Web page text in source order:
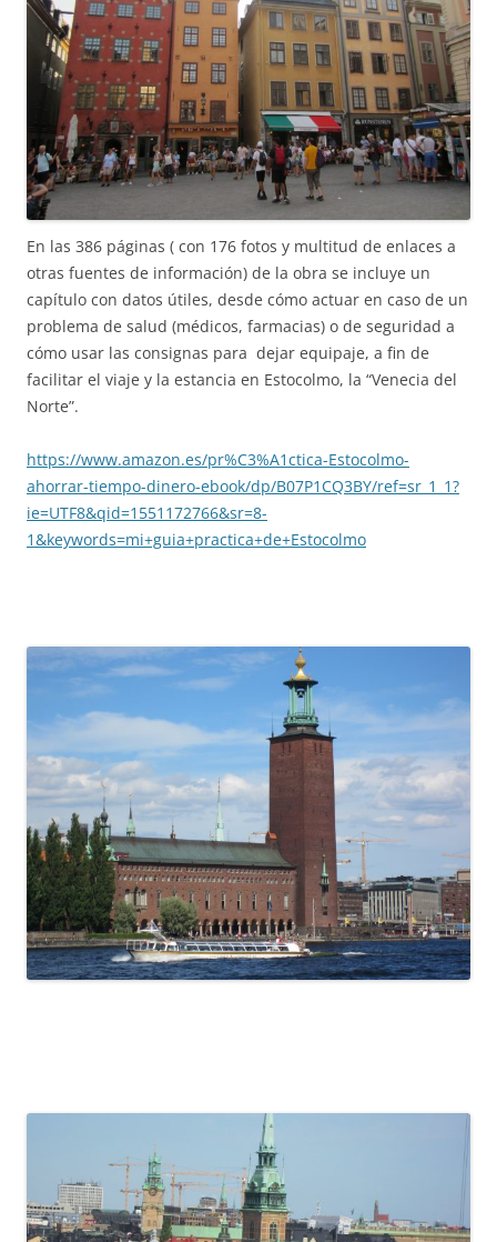
En las 386 páginas ( con 176 fotos y multitud de enlaces a
otras fuentes de información) de la obra se incluye un
capítulo con datos útiles, desde cómo actuar en caso de un
problema de salud (médicos, farmacias) o de seguridad a
cómo usar las consignas para dejar equipaje, a fin de
facilitar el viaje y la estancia en Estocolmo, la “Venecia del
Norte”.
https://www.amazon.es/pr%C3%A1ctica-Estocolmo-
ahorrar-tiempo-dinero-ebook/dp/B07P1CQ3BY/ref=sr_1_1?
ie=UTF8&qid=1551172766&sr=8-
1&keywords=mi+guia+practica+de+Estocolmo